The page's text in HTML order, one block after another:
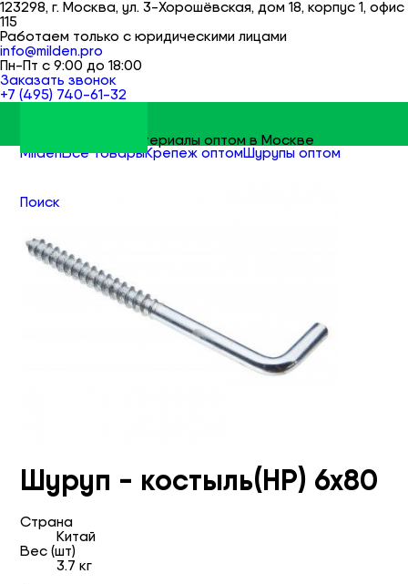
123298, г. Москва, ул. 3-Хорошёвская, дом 18, корпус 1, офис
115
Работаем только с юридическими лицами
info@milden.pro
Пн-Пт с 9:00 до 18:00
Заказать звонок
+7 (495) 740-61-32
Строительные материалы оптом в Москве
Поиск
MildenВсе товарыКрепеж оптомШурупы оптом
Шуруп - костыль(HP) 6х80
Страна
Китай
Вес (шт)
3.7 кг